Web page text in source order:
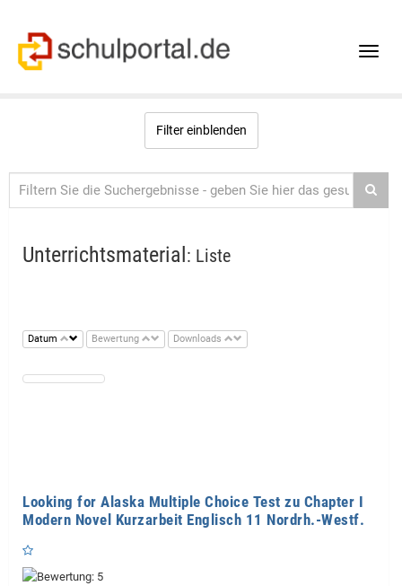
Toggle
Filter einblenden
Unterrichtsmaterial : Liste
Datum Bewertung Downloads
Looking for Alaska Multiple Choice Test zu Chapter I
Modern Novel Kurzarbeit Englisch 11 Nordrh.-Westf.